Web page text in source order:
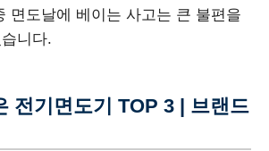
면도날에 베이는 사고는 큰 불편을
니다.
전기면도기 TOP 3 | 브랜드